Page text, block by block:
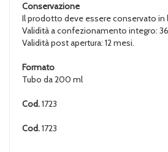
Conservazione
Il prodotto deve essere conservato in
Validità a confezionamento integro:
Validità post apertura: 12 mesi.
Formato
Tubo da 200 ml
Cod.1723
Cod.1723